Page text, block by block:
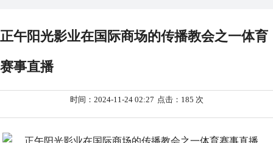
正午阳光影业在国际商场的传播教会之一体育
赛事直播
时间：2024-11-24 02:27 点击：185 次